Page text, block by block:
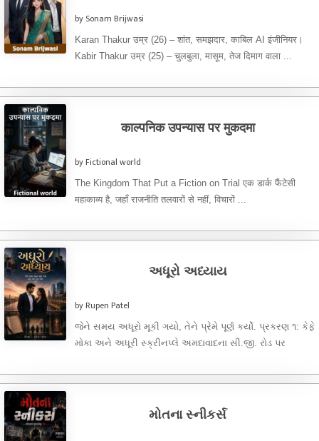
by Sonam Brijwasi
Karan Thakur उम्र (26) – शांत, समझदार, काबिल AI इंजीनियर।
Kabir Thakur उम्र (25) – चुलबुला, मासूम, तेज दिमाग वाला ...
काल्पनिक उपन्यास पर मुकदमा
by Fictional world
The Kingdom That Put a Fiction on Trial एक डार्क फैंटेसी
महाकाव्य है, जहाँ राजनीति तलवारों से नहीं, विचारों ...
અધૂરો અધ્યાય
by Rupen Patel
જેને સમય અધૂરો મૂકી ગયો, તેને પ્રેમે પૂર્ણ કર્યો. પ્રકરણ ૧: કેફે
મોકા અને અધૂરી સ્ક્રીનપ્લે અમદાવાદના સી.જી. રોડ પર
મોતના સ્નીકર્સ